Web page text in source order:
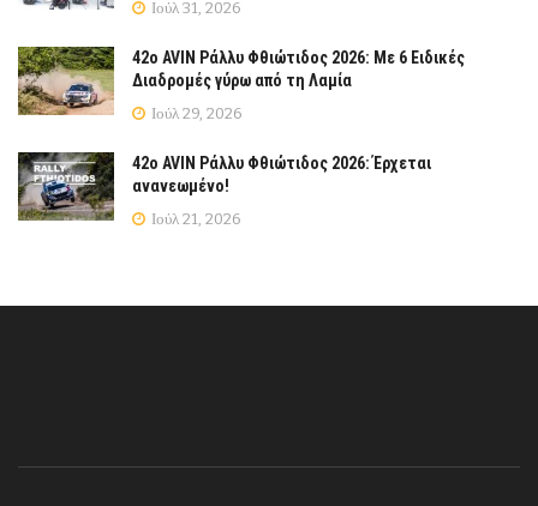
Ιούλ 31, 2026
42ο AVIN Ράλλυ Φθιώτιδος 2026: Με 6 Ειδικές
Διαδρομές γύρω από τη Λαμία
Ιούλ 29, 2026
42ο AVIN Ράλλυ Φθιώτιδος 2026: Έρχεται
ανανεωμένο!
Ιούλ 21, 2026